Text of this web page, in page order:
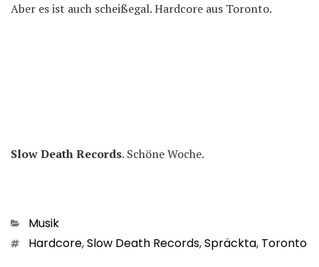
Aber es ist auch scheißegal. Hardcore aus Toronto.
Slow Death Records. Schöne Woche.
Kategorien
Musik
Schlagwörter
Hardcore,Slow Death Records,Spräckta, Toronto